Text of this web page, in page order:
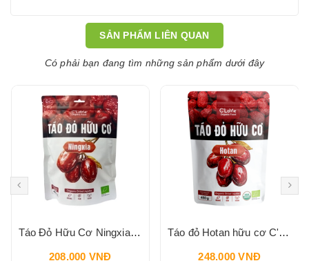
SẢN PHẨM LIÊN QUAN
Có phải bạn đang tìm những sản phẩm dưới đây
Táo Đỏ Hữu Cơ Ningxia C'LAVIE 450g
208.000 VNĐ
Táo đỏ Hotan hữu cơ C'LaVie 450g
248.000 VNĐ